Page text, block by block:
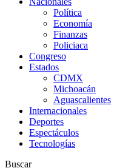
Política
Economía
Finanzas
Policiaca
Congreso
Estados
CDMX
Michoacán
Aguascalientes
Internacionales
Deportes
Espectáculos
Tecnologías
Buscar